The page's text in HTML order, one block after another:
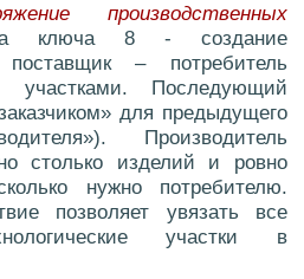
производственных
ключа 8 - создание
поставщик – потребитель
Последующий
для предыдущего
Производитель
столько изделий и ровно
нужно потребителю.
позволяет увязать все
участки в